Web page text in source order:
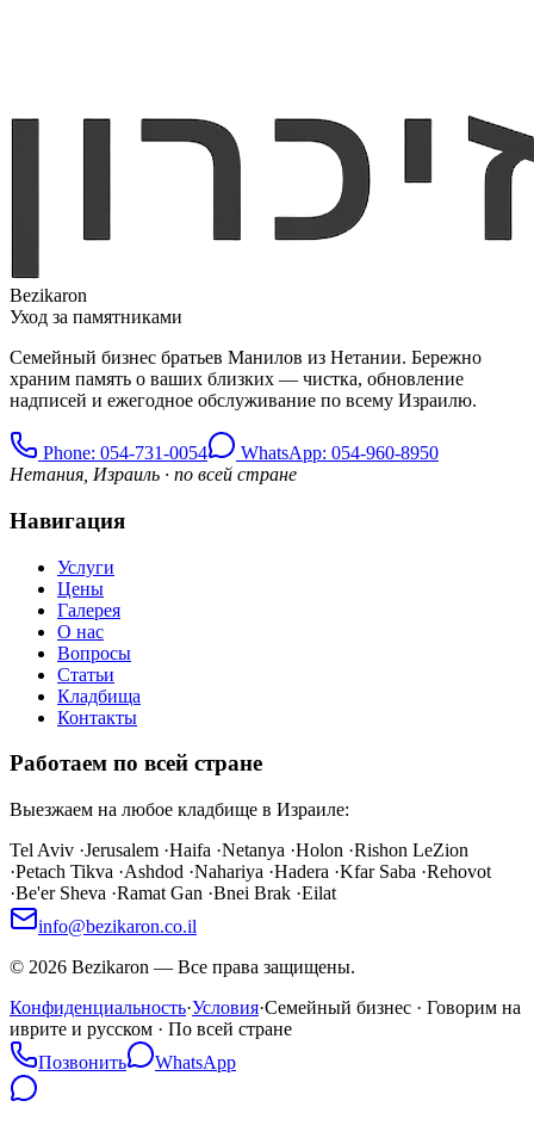
Bezikaron
Уход за памятниками
Семейный бизнес братьев Манилов из Нетании. Бережно
храним память о ваших близких — чистка, обновление
надписей и ежегодное обслуживание по всему Израилю.
Phone: 054-731-0054
WhatsApp: 054-960-8950
Нетания, Израиль · по всей стране
Навигация
Услуги
Цены
Галерея
О нас
Вопросы
Статьи
Кладбища
Контакты
Работаем по всей стране
Выезжаем на любое кладбище в Израиле:
Tel Aviv ·Jerusalem ·Haifa ·Netanya ·Holon ·Rishon LeZion
·Petach Tikva ·Ashdod ·Nahariya ·Hadera ·Kfar Saba ·Rehovot
·Be'er Sheva ·Ramat Gan ·Bnei Brak ·Eilat
info@bezikaron.co.il
© 2026 Bezikaron — Все права защищены.
Конфиденциальность·Условия·Семейный бизнес · Говорим на
иврите и русском · По всей стране
Позвонить
WhatsApp